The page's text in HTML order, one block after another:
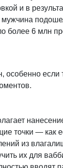
и в
более 6 млн
особенно
точки —
из
их для